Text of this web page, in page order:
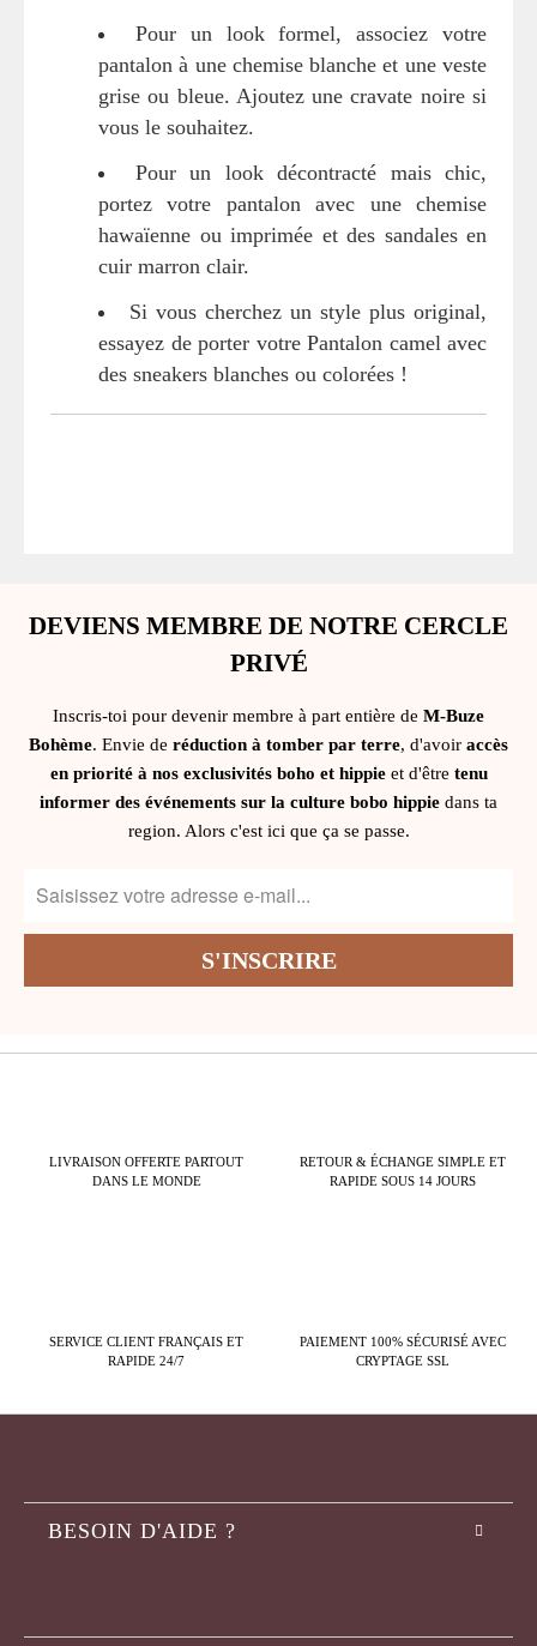
Pour un look formel, associez votre
pantalon à une chemise blanche et une veste
grise ou bleue. Ajoutez une cravate noire si
vous le souhaitez.
Pour un look décontracté mais chic,
portez votre pantalon avec une chemise
hawaïenne ou imprimée et des sandales en
cuir marron clair.
Si vous cherchez un style plus original,
essayez de porter votre Pantalon camel avec
des sneakers blanches ou colorées !
DEVIENS MEMBRE DE NOTRE CERCLE
PRIVÉ
Inscris-toi pour devenir membre à part entière de M-Buze
Bohème. Envie de réduction à tomber par terre, d'avoir accès
en priorité à nos exclusivités boho et hippieet d'être tenu
informer des événements sur la culture bobo hippie dans ta
region. Alors c'est ici que ça se passe.
LIVRAISON OFFERTE PARTOUT
DANS LE MONDE
RETOUR & ÉCHANGE SIMPLE ET
RAPIDE SOUS 14 JOURS
SERVICE CLIENT FRANÇAIS ET
RAPIDE 24/7
PAIEMENT 100% SÉCURISÉ AVEC
CRYPTAGE SSL
BESOIN D'AIDE ?